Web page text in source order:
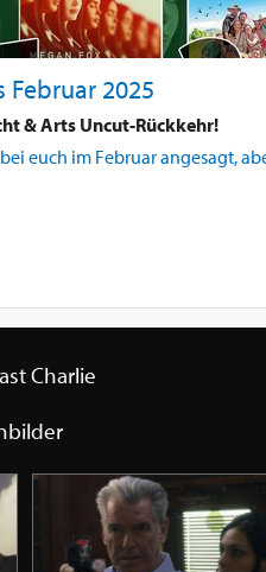
Februar 2025
& Arts Uncut-Rückkehr!
euch im Februar angesagt,
Charlie